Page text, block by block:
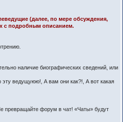
(далее, по мере обсуждения,
с подробным описанием.
наличие биографических сведений, или
ведущуюю!, А вам они как?!, А вот какая
превращайте форум в чат! «Чаты» будут